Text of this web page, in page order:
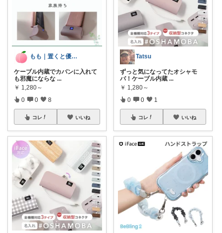
もも｜置くと優勝インテリア&神雑貨
ケーブル内蔵でカバンに入れて
も邪魔にならな ...
￥ 1,280～
0 0 8
コレ いいね
Tatsu
ずっと気になってたオシャモ
バ！ケーブル内蔵 ...
￥ 1,280～
0 0 1
コレ いいね